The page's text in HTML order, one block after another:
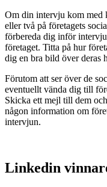
Om din intervju kom med
eller två på företagets
förbereda dig inför
företaget. Titta på hur
dig en bra bild över deras
Förutom att ser över de
eventuellt vända dig till
Skicka ett mejl till dem
någon information om
intervjun.
Linkedin